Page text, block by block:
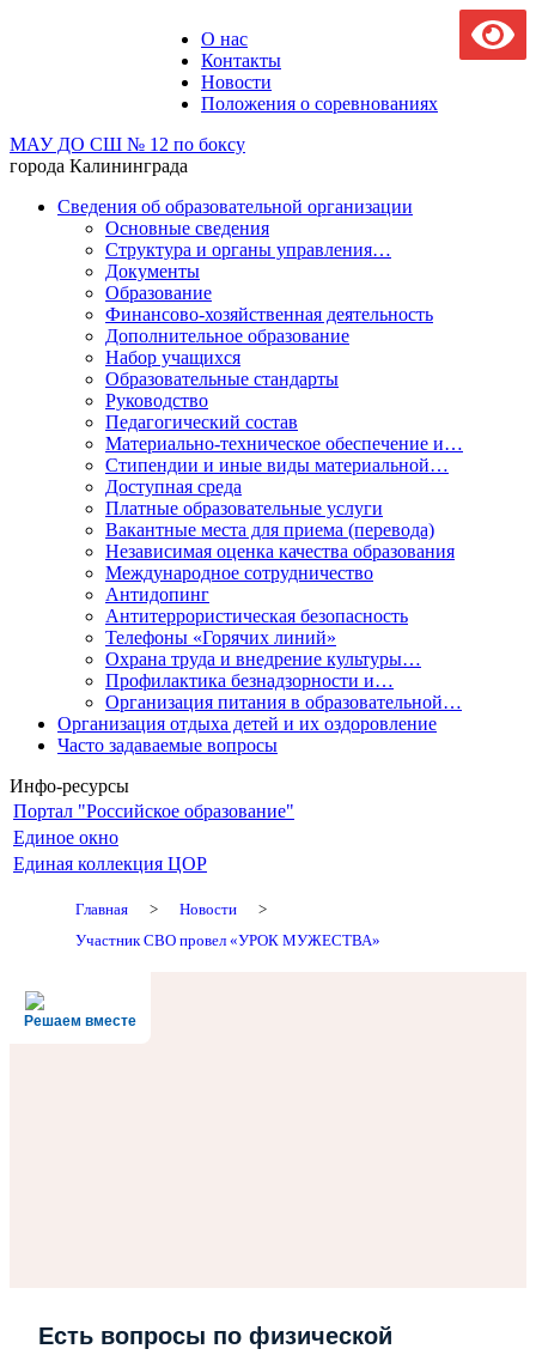
О нас
Контакты
Новости
Положения о соревнованиях
МАУ ДО СШ № 12 по боксу
города Калининграда
Сведения об образовательной организации
Основные сведения
Структура и органы управления…
Документы
Образование
Финансово-хозяйственная деятельность
Дополнительное образование
Набор учащихся
Образовательные стандарты
Руководство
Педагогический состав
Материально-техническое обеспечение и…
Стипендии и иные виды материальной…
Доступная среда
Платные образовательные услуги
Вакантные места для приема (перевода)
Независимая оценка качества образования
Международное сотрудничество
Антидопинг
Антитеррористическая безопасность
Телефоны «Горячих линий»
Охрана труда и внедрение культуры…
Профилактика безнадзорности и…
Организация питания в образовательной…
Организация отдыха детей и их оздоровление
Часто задаваемые вопросы
Инфо-ресурсы
Портал "Российское образование"
Единое окно
Единая коллекция ЦОР
Главная > Новости
>
Участник СВО провел «УРОК МУЖЕСТВА»
Решаем вместе
Есть вопросы по физической